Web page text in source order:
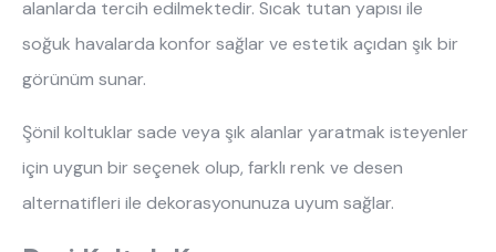
alanlarda tercih edilmektedir. Sıcak tutan yapısı ile
soğuk havalarda konfor sağlar ve estetik açıdan şık bir
görünüm sunar.
Şönil koltuklar sade veya şık alanlar yaratmak isteyenler
için uygun bir seçenek olup, farklı renk ve desen
alternatifleri ile dekorasyonunuza uyum sağlar.